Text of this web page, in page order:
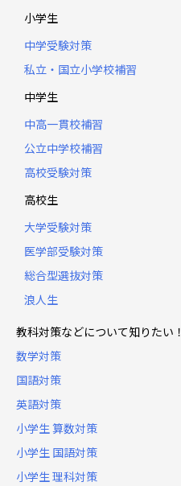
小学生
中学受験対策
私立・国立小学校補習
中学生
中高一貫校補習
公立中学校補習
高校受験対策
高校生
大学受験対策
医学部受験対策
総合型選抜対策
浪人生
教科対策などについて知りたい！
数学対策
国語対策
英語対策
小学生 算数対策
小学生 国語対策
小学生 理科対策